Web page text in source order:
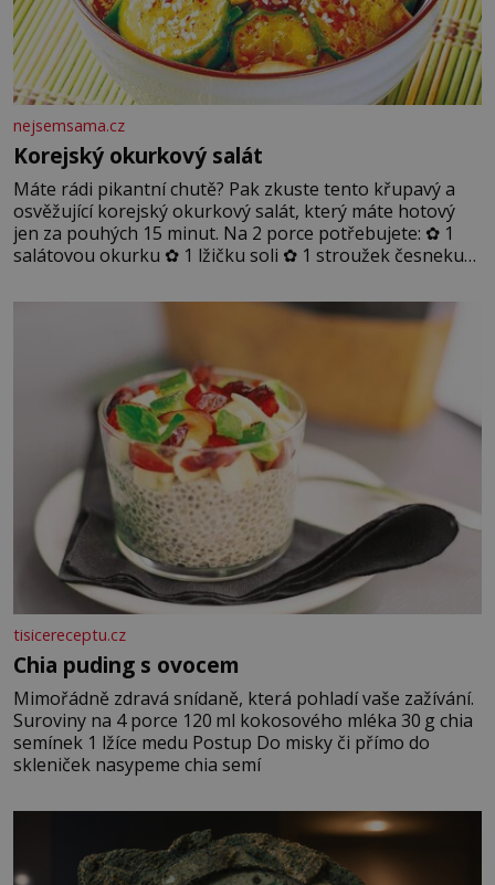
nejsemsama.cz
Korejský okurkový salát
Máte rádi pikantní chutě? Pak zkuste tento křupavý a
osvěžující korejský okurkový salát, který máte hotový
jen za pouhých 15 minut. Na 2 porce potřebujete: ✿ 1
salátovou okurku ✿ 1 lžičku soli ✿ 1 stroužek česneku
sezamového oleje ✿ 1 lžičku chilli ✿ 1 lžičku cukru ✿ 1
jarní cibulku ✿ 1 lžíci sezamových semínek
tisicereceptu.cz
Chia puding s ovocem
Mimořádně zdravá snídaně, která pohladí vaše zažívání.
Suroviny na 4 porce 120 ml kokosového mléka 30 g chia
semínek 1 lžíce medu Postup Do misky či přímo do
skleniček nasypeme chia semí